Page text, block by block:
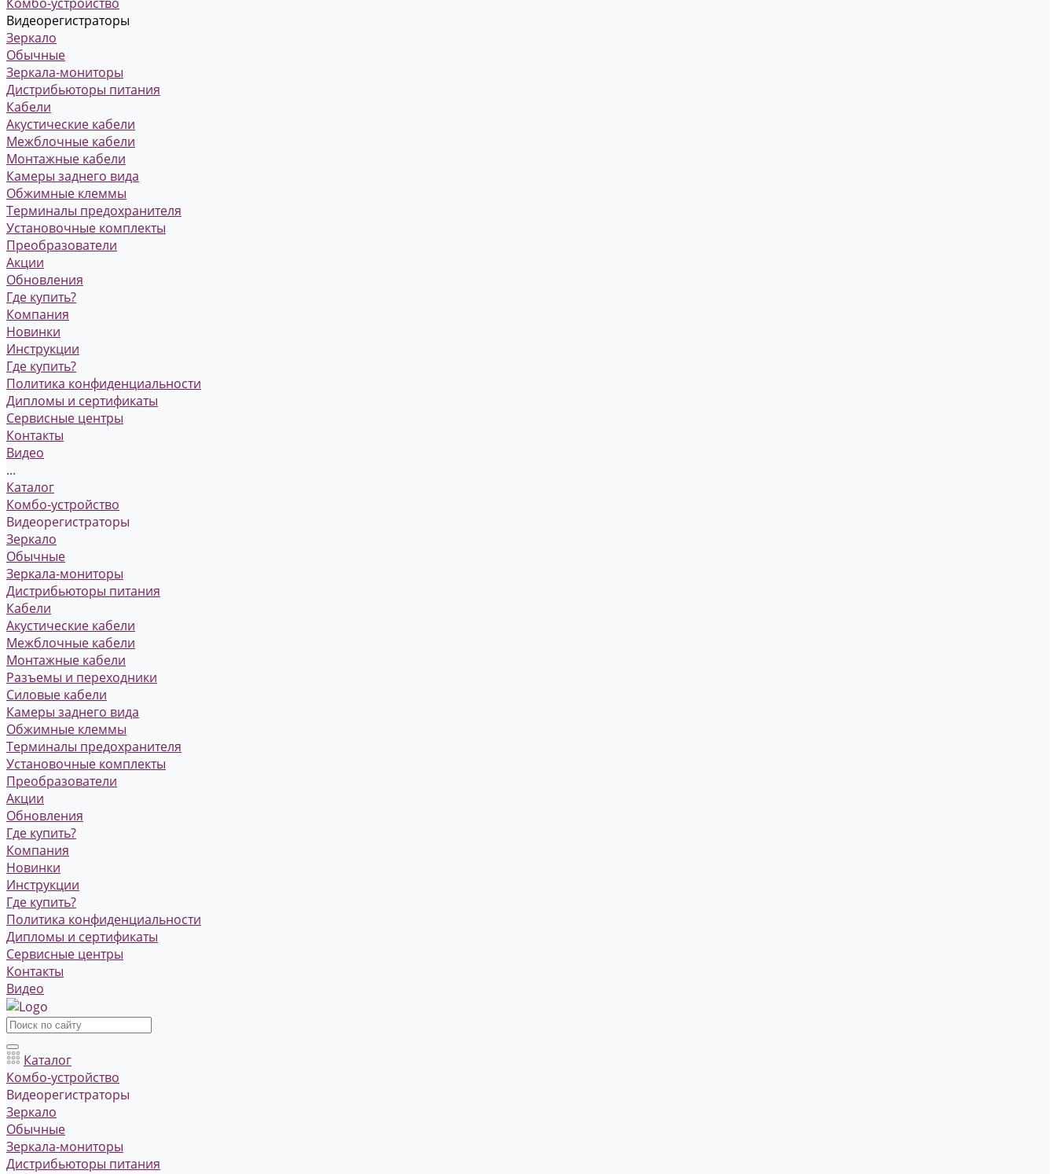
Видеорегистраторы
Зеркало
Обычные
Зеркала-мониторы
Дистрибьюторы питания
Кабели
Акустические кабели
Межблочные кабели
Монтажные кабели
Камеры заднего вида
Обжимные клеммы
Терминалы предохранителя
Установочные комплекты
Преобразователи
Акции
Обновления
Где купить?
Компания
Новинки
Инструкции
Где купить?
Политика конфиденциальности
Дипломы и сертификаты
Сервисные центры
Контакты
Видео
...
Каталог
Комбо-устройство
Видеорегистраторы
Зеркало
Обычные
Зеркала-мониторы
Дистрибьюторы питания
Кабели
Акустические кабели
Межблочные кабели
Монтажные кабели
Разъемы и переходники
Силовые кабели
Камеры заднего вида
Обжимные клеммы
Терминалы предохранителя
Установочные комплекты
Преобразователи
Акции
Обновления
Где купить?
Компания
Новинки
Инструкции
Где купить?
Политика конфиденциальности
Дипломы и сертификаты
Сервисные центры
Контакты
Видео
Каталог
Комбо-устройство
Видеорегистраторы
Зеркало
Обычные
Зеркала-мониторы
Дистрибьюторы питания